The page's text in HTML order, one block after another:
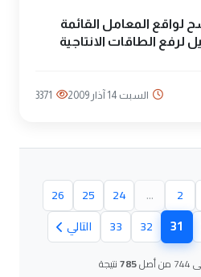
لواقع المعامل القائمة
لرفع الطاقات الانتاجية
السبت 14 آذار 2009 3371
2
...
24
25
26
31(الصفحة الحالية)
32
33 التالي
785نتيجة